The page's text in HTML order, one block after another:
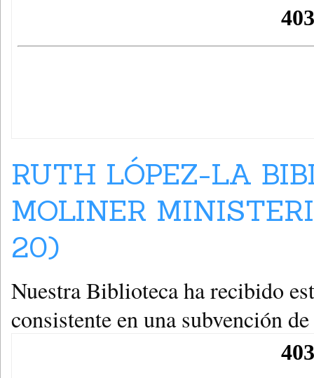
RUTH LÓPEZ-LA
MOLINER
20)
Nuestra Biblioteca ha recibido
consistente en una subvención